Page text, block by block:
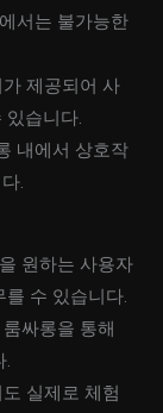
서는 불가능한
제공되어 사
있습니다.
내에서 상호작
.
원하는 사용자
수 있습니다.
싸롱을 통해
.
실제로 체험